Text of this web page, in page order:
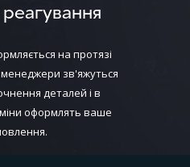
на протязі
зв'яжуться
деталей і в
оформлять ваше